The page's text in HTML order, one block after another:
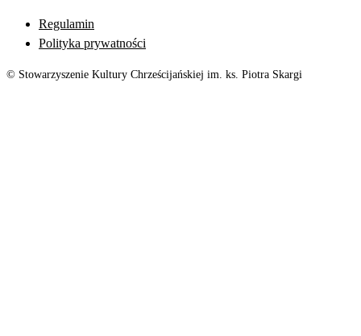
Regulamin
Polityka prywatności
© Stowarzyszenie Kultury Chrześcijańskiej im. ks. Piotra Skargi